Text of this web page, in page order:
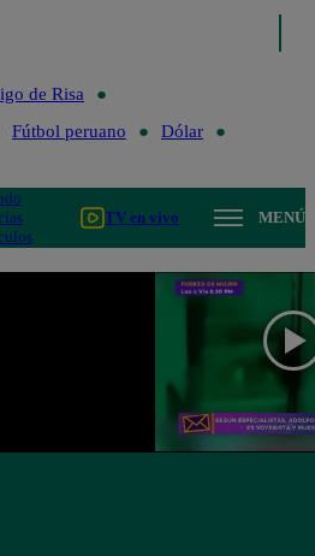
de Risa
Fútbol peruano
Dólar
TV en vivo MENÚ